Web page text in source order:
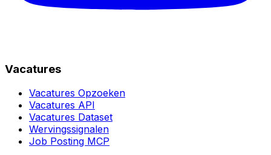
Vacatures
Vacatures Opzoeken
Vacatures API
Vacatures Dataset
Wervingssignalen
Job Posting MCP